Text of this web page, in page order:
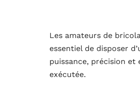
Les amateurs de
essentiel de disposer
puissance, précision
exécutée.